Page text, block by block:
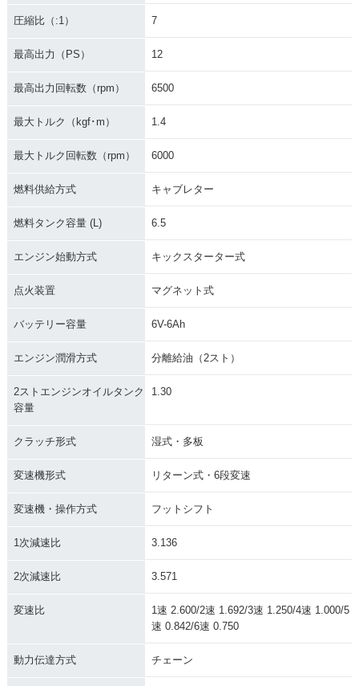
圧縮比（:1） 7
最高出力（PS） 12
最高出力回転数（rpm） 6500
最大トルク（kgf･m） 1.4
最大トルク回転数（rpm） 6000
燃料供給方式 キャブレター
燃料タンク容量 (L) 6.5
エンジン始動方式 キックスターター式
点火装置 マグネット式
バッテリー容量 6V-6Ah
エンジン潤滑方式 分離給油（2スト）
2ストエンジンオイルタンク
容量
1.30
クラッチ形式 湿式・多板
変速機形式 リターン式・6段変速
変速機・操作方式 フットシフト
1次減速比 3.136
2次減速比 3.571
変速比
1速 2.600/2速 1.692/3速 1.250/4速 1.000/5
速 0.842/6速 0.750
動力伝達方式 チェーン